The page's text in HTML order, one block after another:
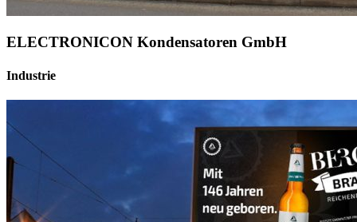
ELECTRONICON Kondensatoren GmbH
Industrie